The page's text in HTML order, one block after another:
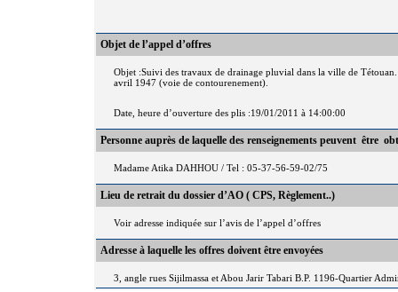
Objet de l’appel d’offres
Objet :Suivi des travaux de drainage pluvial dans la ville de
avril 1947 (voie de contourenement).
Date, heure d’ouverture des plis :19/01/2011 à 14:00:00
Personne auprès de laquelle des renseignements peuvent être
Madame Atika DAHHOU / Tel : 05-37-56-59-02/75
Lieu de retrait du dossier d’AO ( CPS, Règlement..)
Voir adresse indiquée sur l’avis de l’appel d’offres
Adresse à laquelle les offres doivent être envoyées
3, angle rues Sijilmassa et Abou Jarir Tabari B.P. 1196-Quartier